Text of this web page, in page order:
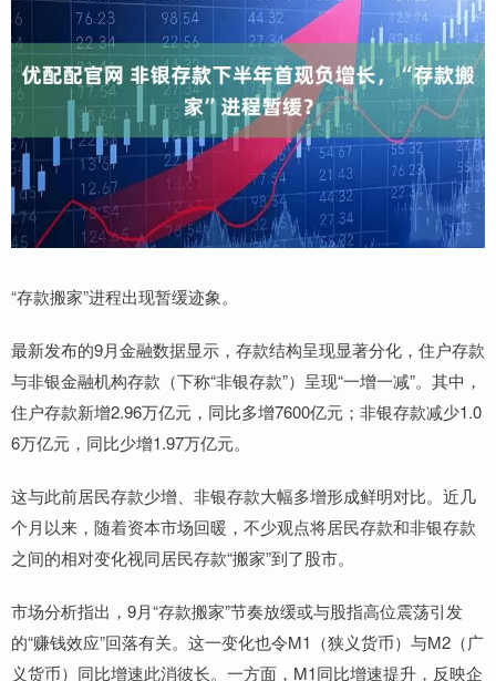
“存款搬家”进程出现暂缓迹象。
最新发布的9月金融数据显示，存款结构呈现显著分化，住户存款
与非银金融机构存款（下称“非银存款”）呈现“一增一减”。其中，
住户存款新增2.96万亿元，同比多增7600亿元；非银存款减少1.0
6万亿元，同比少增1.97万亿元。
这与此前居民存款少增、非银存款大幅多增形成鲜明对比。近几
个月以来，随着资本市场回暖，不少观点将居民存款和非银存款
之间的相对变化视同居民存款“搬家”到了股市。
市场分析指出，9月“存款搬家”节奏放缓或与股指高位震荡引发
的“赚钱效应”回落有关。这一变化也令M1（狭义货币）与M2（广
义货币）同比增速此消彼长。一方面，M1同比增速提升，反映企